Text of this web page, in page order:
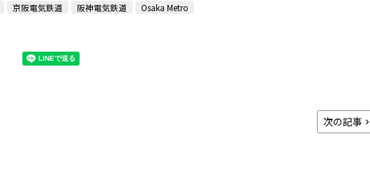
京阪電気鉄道 阪神電気鉄道 Osaka Metro
次の記事